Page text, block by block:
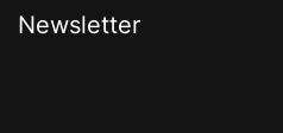
Newsletter